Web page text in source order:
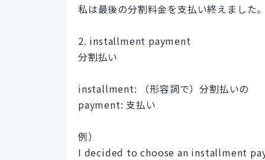
私は最後の分割料金を支払い終えました
2. installment payment
分割払い
installment: （形容詞で）分割払いの
payment: 支払い
例）
I decided to choose an installment